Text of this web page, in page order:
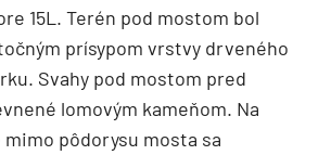
15L. Terén pod mostom bol
prísypom vrstvy drveného
Svahy pod mostom pred
lomovým kameňom. Na
mimo pôdorysu mosta sa